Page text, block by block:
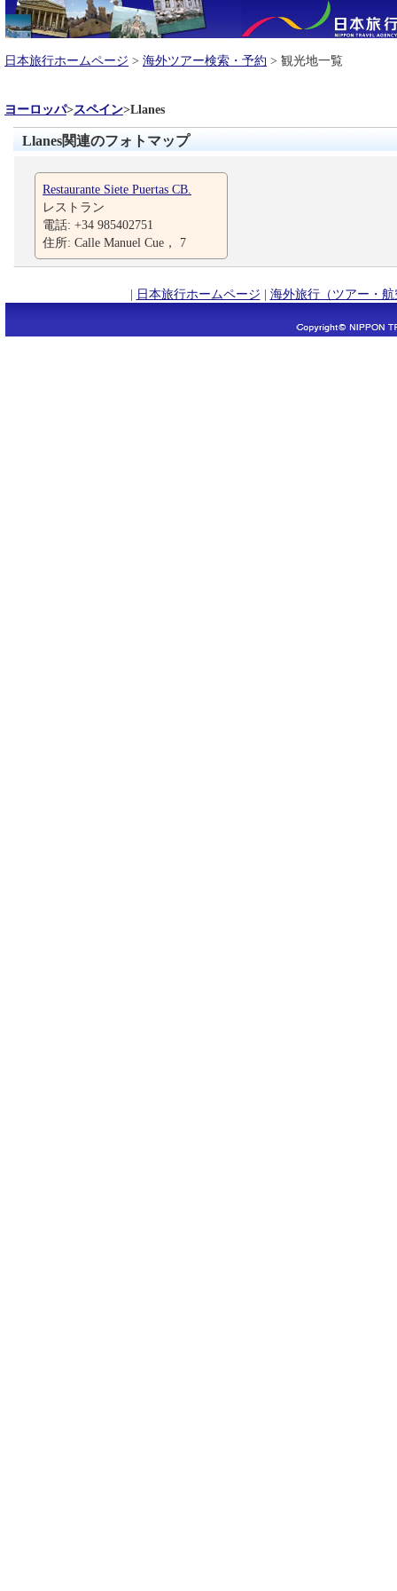
日本旅行ホームページ > 海外ツアー検索・予約 > 観光地一覧
ヨーロッパ>スペイン>Llanes
Llanes関連のフォトマップ
Restaurante Siete Puertas CB.
レストラン
電話: +34 985402751
住所: Calle Manuel Cue， 7
| 日本旅行ホームページ | 海外旅行（ツアー・航